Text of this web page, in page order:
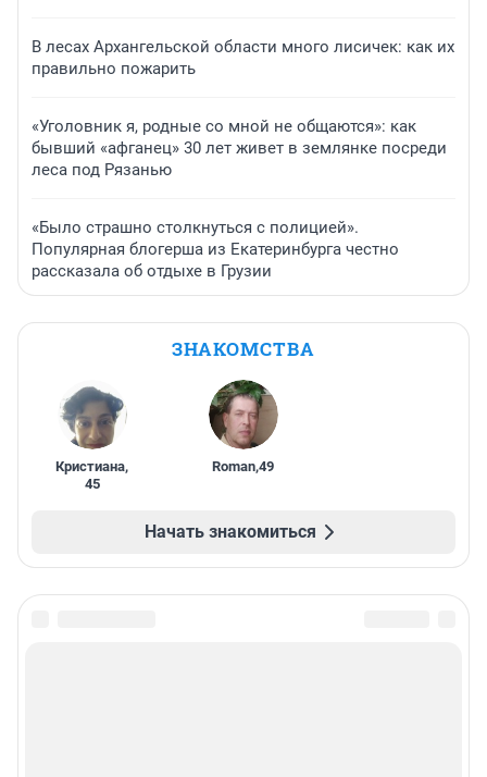
В лесах Архангельской области много лисичек: как их
правильно пожарить
«Уголовник я, родные со мной не общаются»: как
бывший «афганец» 30 лет живет в землянке посреди
леса под Рязанью
«Было страшно столкнуться с полицией».
Популярная блогерша из Екатеринбурга честно
рассказала об отдыхе в Грузии
ЗНАКОМСТВА
Кристиана,
45
Roman,49
Начать знакомиться